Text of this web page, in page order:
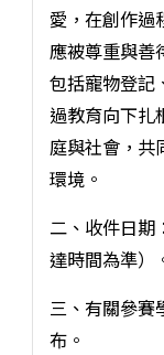
愛，在創作過
應被尊重與善
包括寵物登記
過教育向下扎
庭與社會，共
環境。
二、收件日期
達時間為準）
三、有關參賽
布。